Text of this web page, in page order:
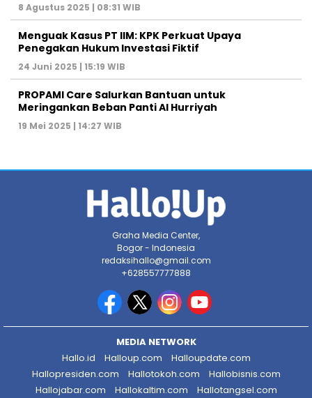
8 Agustus 2025 | 08:31 WIB
Menguak Kasus PT IIM: KPK Perkuat Upaya
Penegakan Hukum Investasi Fiktif
24 Juni 2025 | 15:19 WIB
PROPAMI Care Salurkan Bantuan untuk
Meringankan Beban Panti Al Hurriyah
19 Mei 2025 | 14:27 WIB
Graha Media Center,
Bogor - Indonesia
redaksihallo@gmail.com
+628557777888
MEDIA NETWORK
Hallo.id
Halloup.com
Halloupdate.com
Hallopresiden.com
Hallotokoh.com
Hallobisnis.com
Hallojabar.com
Hallokaltim.com
Hallotangsel.com